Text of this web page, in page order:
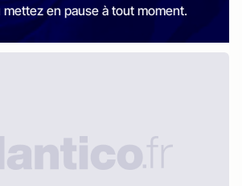
en pause à tout moment.